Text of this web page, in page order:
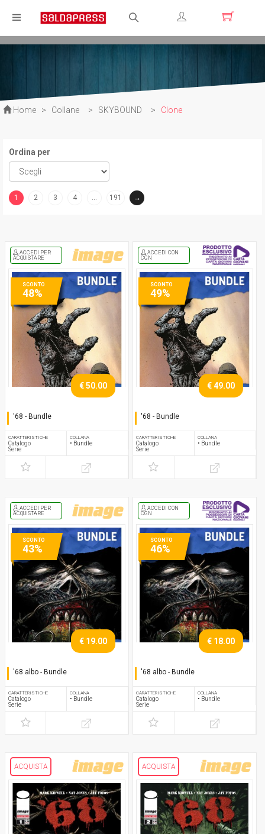
Registrati
Home > Collane > SKYBOUND > Clone
Ordina per
1
2 3 4 … 191 →
ACCEDI PER
ACQUISTARE
'68 - Bundle
€ 50.00
CARATTERISTICHE
Catalogo
Serie
COLLANA
• Bundle
SCONTO
48%
ACCEDI CON
CGN
'68 - Bundle
€ 49.00
CARATTERISTICHE
Catalogo
Serie
COLLANA
• Bundle
SCONTO
49%
ACCEDI PER
ACQUISTARE
'68 albo - Bundle
€ 19.00
CARATTERISTICHE
Catalogo
Serie
COLLANA
• Bundle
SCONTO
43%
ACCEDI CON
CGN
'68 albo - Bundle
€ 18.00
CARATTERISTICHE
Catalogo
Serie
COLLANA
• Bundle
SCONTO
46%
ACQUISTA ACQUISTA